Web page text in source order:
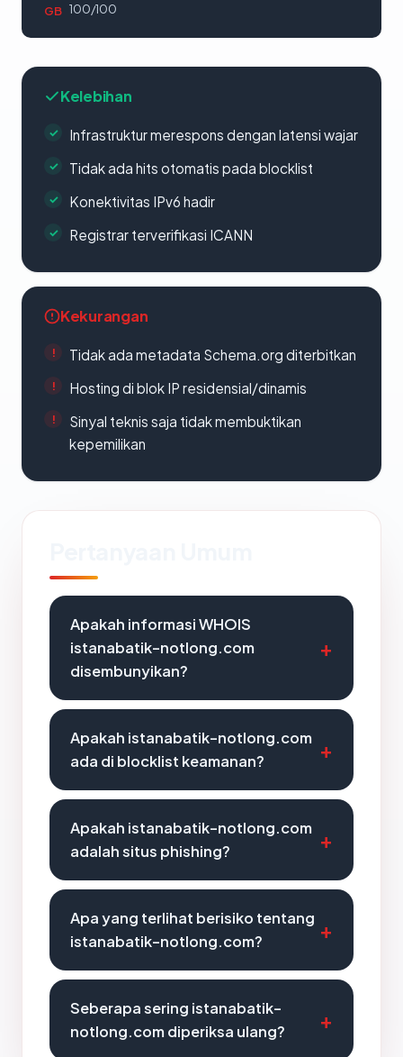
GB 100/100
Kelebihan
Infrastruktur merespons dengan latensi wajar
Tidak ada hits otomatis pada blocklist
Konektivitas IPv6 hadir
Registrar terverifikasi ICANN
Kekurangan
Tidak ada metadata Schema.org diterbitkan
Hosting di blok IP residensial/dinamis
Sinyal teknis saja tidak membuktikan
kepemilikan
Apakah informasi WHOIS
istanabatik-notlong.com
disembunyikan?
Apakah istanabatik-notlong.com
ada di blocklist keamanan?
Apakah istanabatik-notlong.com
adalah situs phishing?
Apa yang terlihat berisiko tentang
istanabatik-notlong.com?
Seberapa sering istanabatik-
notlong.com diperiksa ulang?